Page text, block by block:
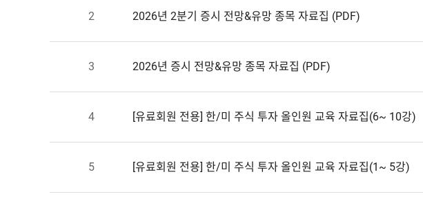
2 2026년2분기증시전망&유망종목자료집(PDF)
3 2026년증시전망&유망종목자료집(PDF)
4 [유료회원전용]한/미주식투자올인원교육자료집(6~10강)
5 [유료회원전용]한/미주식투자올인원교육자료집(1~5강)